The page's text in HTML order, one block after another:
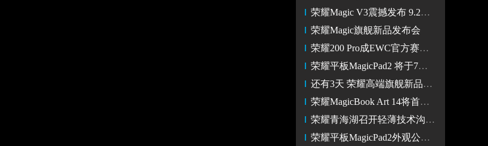
荣耀Magic V3震撼发布 9.2mm再次创造折叠屏轻薄新纪录
荣耀Magic旗舰新品发布会
荣耀200 Pro成EWC官方赛事指定用机 为电竞爱好者提供硬核助力
荣耀平板MagicPad2 将于7月12日发布： 支持AI声纹降噪技术
还有3天 荣耀高端旗舰新品MagicBook Art 14将迎来首秀
荣耀MagicBook Art 14将首发鲁班架构 挑战笔记本便携性新高度
荣耀青海湖召开轻薄技术沟通会，行业首发轻薄鲁班架构
荣耀平板MagicPad2外观公布：延续家族设计风格 主打时尚精致